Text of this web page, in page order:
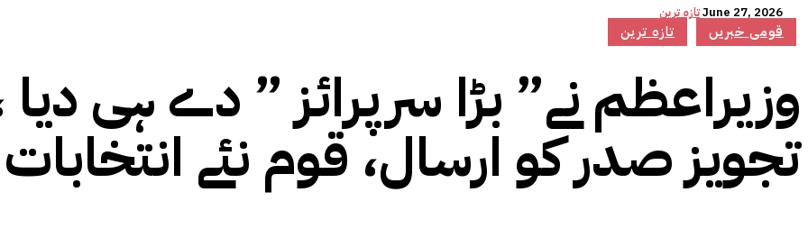
تازہ ترینJune 27, 2026
تازہ ترین قومی خبریں
وزیراعظم نے” بڑا سرپرائز ” دے ہی دیا
تجویز صدر کو ارسال، قوم نئے